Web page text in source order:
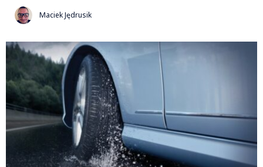
Maciek Jędrusik